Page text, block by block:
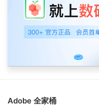
Adobe 全家桶